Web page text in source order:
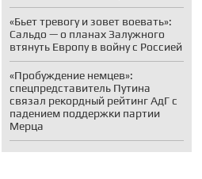
«Бьет тревогу и зовет воевать»:
Сальдо — о планах Залужного
втянуть Европу в войну с Россией
«Пробуждение немцев»:
спецпредставитель Путина
связал рекордный рейтинг АдГ с
падением поддержки партии
Мерца